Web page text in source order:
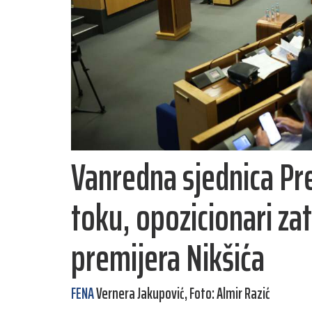
Vanredna sjednica
toku, opozicionari
premijera Nikšića
FENAVernera Jakupović, Foto: Almir Razić